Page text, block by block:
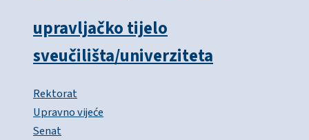
upravljačko tijelo
sveučilišta/univerziteta
Rektorat
Upravno vijeće
Senat